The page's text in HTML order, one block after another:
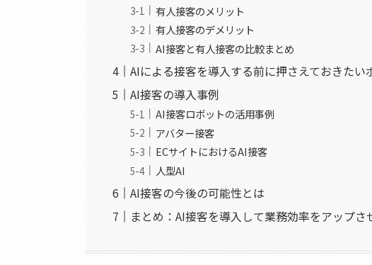
有人接客のメリット
有人接客のデメリット
AI接客と有人接客の比較まとめ
AIによる接客を導入する前に押さえておきたい
AI接客の導入事例
AI接客ロボットの活用事例
アバター接客
ECサイトにおけるAI接客
人型AI
AI接客の今後の可能性とは
まとめ：AI接客を導入して業務効率をアップさ